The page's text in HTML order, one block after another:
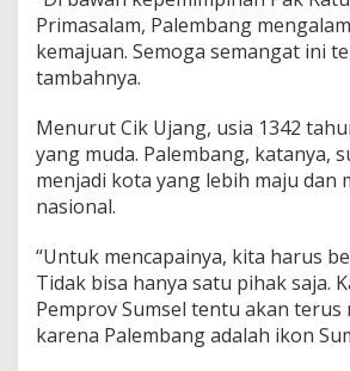
t
P
c
o
t
a
n
N
a
s
Primasalam, Palembang
kemajuan. Semoga semangat ini
tambahnya.
Menurut Cik Ujang, usia 1342
yang muda. Palembang, katanya,
menjadi kota yang lebih maju dan
nasional.
“Untuk mencapainya, kita harus
Tidak bisa hanya satu pihak saja.
Pemprov Sumsel tentu akan
karena Palembang adalah ikon